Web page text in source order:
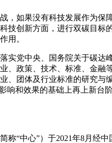
如果没有科技发展作为
创新方面，进行双碳目
用。
党中央、国务院关于碳
政策、技术、标准、金
团体及行业标准的研究
和效果的基础上再上新
“中心”）于2021年8月经